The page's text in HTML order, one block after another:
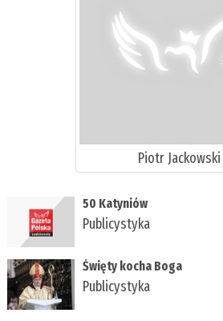
Piotr Jackowski
50 Katyniów
Publicystyka
Święty kocha Boga
Publicystyka